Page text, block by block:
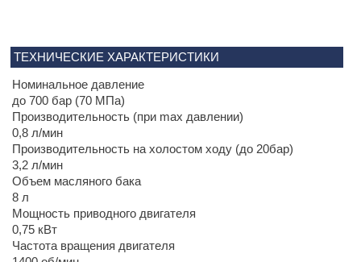
ТЕХНИЧЕСКИЕ ХАРАКТЕРИСТИКИ
Номинальное давление
до 700 бар (70 МПа)
Производительность (при max давлении)
0,8 л/мин
Производительность на холостом ходу (до 20бар)
3,2 л/мин
Объем масляного бака
8 л
Мощность приводного двигателя
0,75 кВт
Частота вращения двигателя